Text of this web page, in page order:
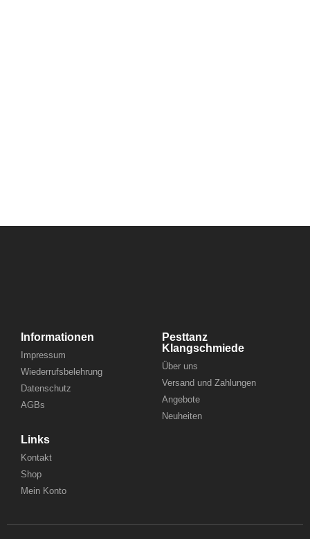
Informationen
Impressum
Wiederrufsbelehrung
Datenschutz
AGBs
Pesttanz
Klangschmiede
Über uns
Versand und Zahlungen
Angebote
Neuheiten
Links
Kontakt
Shop
Mein Konto